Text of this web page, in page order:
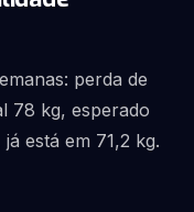
perda de
78 kg, esperado
está em 71,2 kg.